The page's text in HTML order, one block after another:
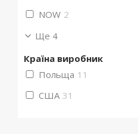
NOW 2
Ще 4
Країна виробник
Польща 11
США 31